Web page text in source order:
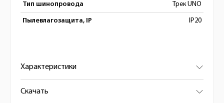
Тип шинопровода Трек UNO
Пылевлагозащита, IP IP20
Характеристики
Скачать